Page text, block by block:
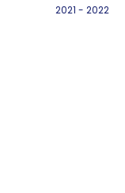
2021 - 2022